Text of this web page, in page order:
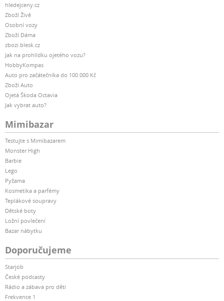
hledejceny.cz
Zboží Živě
Osobní vozy
Zboží Dáma
zbozi.blesk.cz
Jak na prohlídku ojetého vozu?
HobbyKompas
Auto pro začátečníka do 100 000 Kč
Zboží Auto
Ojetá Škoda Octavia
Jak vybrat auto?
Mimibazar
Testujte s Mimibazarem
Monster High
Barbie
Lego
Pyžama
Kosmetika a parfémy
Teplákové soupravy
Dětské boty
Ložní povlečení
Bazar nábytku
Doporučujeme
Starjob
České podcasty
Rádio a zábava pro děti
Frekvence 1